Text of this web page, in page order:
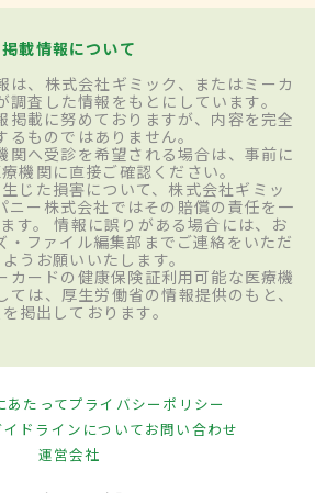
掲載情報について
は、株式会社ギミック、またはミーカ
調査した情報をもとにしています。
掲載に努めておりますが、内容を完全
るものではありません。
関へ受診を希望される場合は、事前に
機関に直接ご確認ください。
じた損害について、株式会社ギミッ
ニー株式会社ではその賠償の責任を一
す。 情報に誤りがある場合には、お
・ファイル編集部までご連絡をいただ
うお願いいたします。
カードの健康保険証利用可能な医療機
ては、厚生労働省の情報提供のもと、
掲出しております。
あたってプライバシーポリシー
ドラインについてお問い合わせ
運営会社